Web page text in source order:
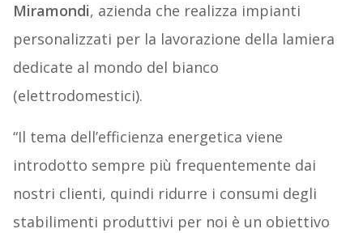
Miramondi, azienda che realizza impianti
personalizzati per la lavorazione della lamiera
dedicate al mondo del bianco
(elettrodomestici).
“Il tema dell’efficienza energetica viene
introdotto sempre più frequentemente dai
nostri clienti, quindi ridurre i consumi degli
stabilimenti produttivi per noi è un obiettivo